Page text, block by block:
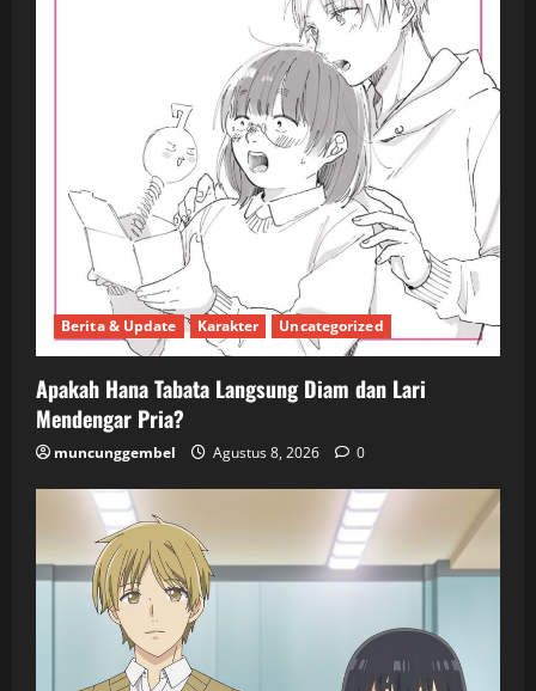
Berita & Update Karakter Uncategorized
Apakah Hana Tabata Langsung Diam dan Lari
Mendengar Pria?
muncunggembel Agustus 8, 2026 0